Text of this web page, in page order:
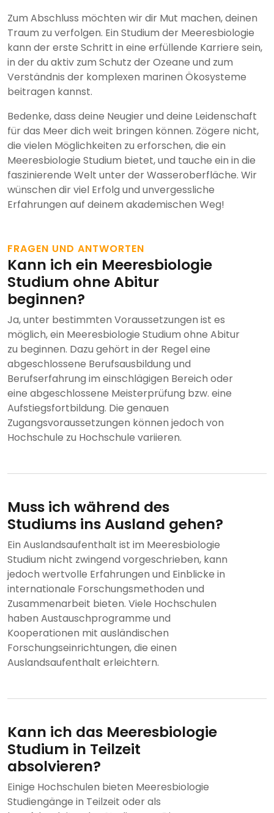
Zum Abschluss möchten wir dir Mut machen, deinen
Traum zu verfolgen. Ein Studium der Meeresbiologie
kann der erste Schritt in eine erfüllende Karriere sein,
in der du aktiv zum Schutz der Ozeane und zum
Verständnis der komplexen marinen Ökosysteme
beitragen kannst.
Bedenke, dass deine Neugier und deine Leidenschaft
für das Meer dich weit bringen können. Zögere nicht,
die vielen Möglichkeiten zu erforschen, die ein
Meeresbiologie Studium bietet, und tauche ein in die
faszinierende Welt unter der Wasseroberfläche. Wir
wünschen dir viel Erfolg und unvergessliche
Erfahrungen auf deinem akademischen Weg!
FRAGEN UND ANTWORTEN
Kann ich ein Meeresbiologie
Studium ohne Abitur
beginnen?
Ja, unter bestimmten Voraussetzungen ist es
möglich, ein Meeresbiologie Studium ohne Abitur
zu beginnen. Dazu gehört in der Regel eine
abgeschlossene Berufsausbildung und
Berufserfahrung im einschlägigen Bereich oder
eine abgeschlossene Meisterprüfung bzw. eine
Aufstiegsfortbildung. Die genauen
Zugangsvoraussetzungen können jedoch von
Hochschule zu Hochschule variieren.
Muss ich während des
Studiums ins Ausland gehen?
Ein Auslandsaufenthalt ist im Meeresbiologie
Studium nicht zwingend vorgeschrieben, kann
jedoch wertvolle Erfahrungen und Einblicke in
internationale Forschungsmethoden und
Zusammenarbeit bieten. Viele Hochschulen
haben Austauschprogramme und
Kooperationen mit ausländischen
Forschungseinrichtungen, die einen
Auslandsaufenthalt erleichtern.
Kann ich das Meeresbiologie
Studium in Teilzeit
absolvieren?
Einige Hochschulen bieten Meeresbiologie
Studiengänge in Teilzeit oder als